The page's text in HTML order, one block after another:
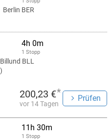
Berlin BER
4h 0m
1 Stopp
Billund BLL
200,23 €*
vor 14 Tagen
Prüfen
11h 30m
1 Stopp